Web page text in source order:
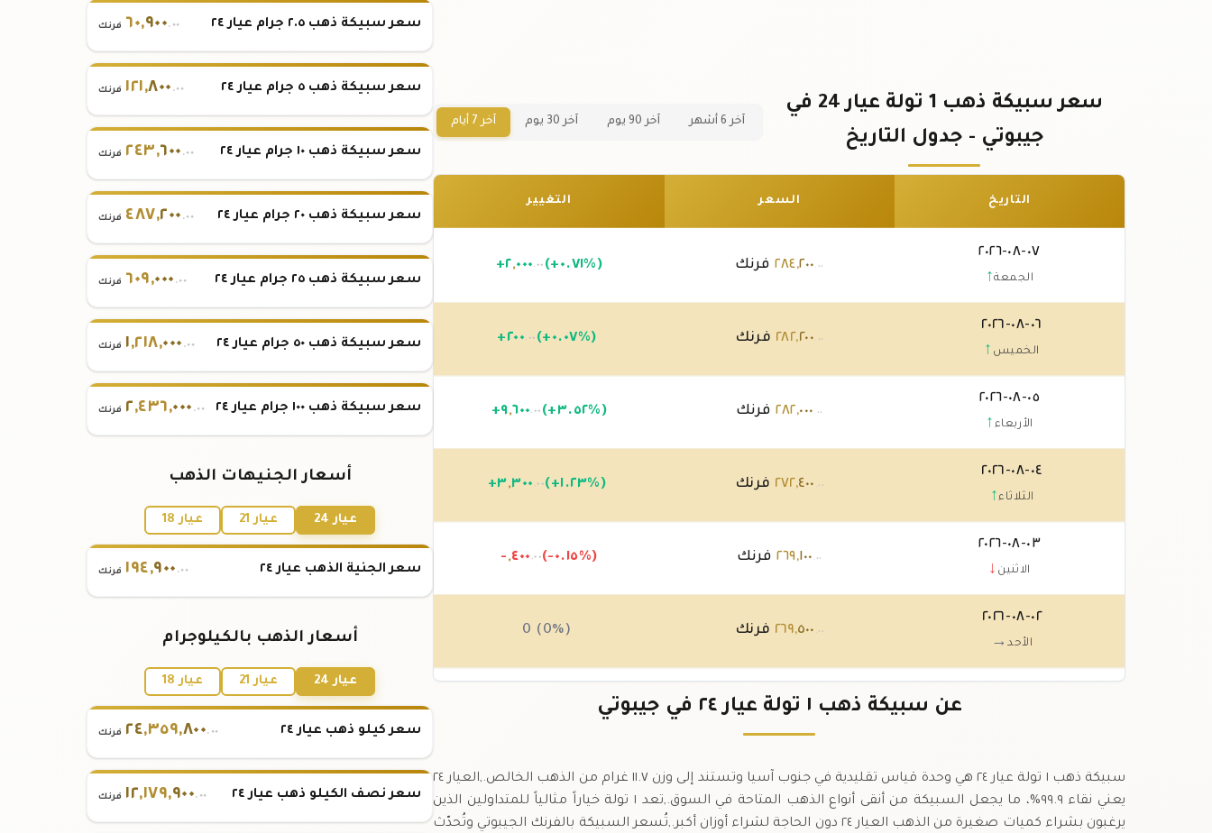
سعر سبيكة ذهب 1 تولة عيار 24 في
جيبوتي - جدول التاريخ
آخر 6 أشهر آخر 90 يوم آخر 30 يوم آخر 7 أيام
التاريخ السعر التغيير
٠٧-٠٨-٢٠٢٦
الجمعة↑
٢٨٤,٢٠٠.٠٠ فرنك +٢,٠٠٠ .٠٠ (+٠.٧١%)
٠٦-٠٨-٢٠٢٦
الخميس ↑
٢٨٢,٢٠٠.٠٠ فرنك +٢٠٠ .٠٠ (+٠.٠٧%)
٠٥-٠٨-٢٠٢٦
الأربعاء ↑
٢٨٢,٠٠٠.٠٠ فرنك +٩,٦٠٠ .٠٠ (+٣.٥٢%)
٠٤-٠٨-٢٠٢٦
الثلاثاء↑
٢٧٢,٤٠٠ .٠٠ فرنك +٣,٣٠٠ .٠٠ (+١.٢٣%)
٠٣-٠٨-٢٠٢٦
الاثنين ↓
٢٦٩,١٠٠.٠٠ فرنك -,٤٠٠ .٠٠ (-٠.١٥%)
٠٢-٠٨-٢٠٢٦
الأحد→
٢٦٩,٥٠٠ .٠٠ فرنك 0 (0%)
٢٦٩,٥٠٠ .٠٠ فرنك عن سبيكة ذهب ١ تولة عيار ٢٤ في جيبوتي
سبيكة ذهب ١ تولة عيار ٢٤ هي وحدة قياس تقليدية في جنوب آسيا وتستند إلى وزن ١١.٧ غرام من الذهب الخالص.,العيار ٢٤
يعني نقاء ٩٩.٩%، ما يجعل السبيكة من أنقى أنواع الذهب المتاحة في السوق.,تعد ١ تولة خياراً مثالياً للمتداولين الذين
يرغبون بشراء كميات صغيرة من الذهب العيار ٢٤ دون الحاجة لشراء أوزان أكبر.,تُسعر السبيكة بالفرنك الجيبوتي وتُحدّث
سعر سبيكة ذهب ٢.٥ جرام عيار ٢٤ ٦٠,٩٠٠.٠٠ فرنك
سعر سبيكة ذهب ٥ جرام عيار ٢٤ ١٢١,٨٠٠ .٠٠ فرنك
سعر سبيكة ذهب ١٠ جرام عيار ٢٤ ٢٤٣,٦٠٠ .٠٠ فرنك
سعر سبيكة ذهب ٢٠ جرام عيار ٢٤ ٤٨٧,٢٠٠ .٠٠ فرنك
سعر سبيكة ذهب ٢٥ جرام عيار ٢٤ ٦٠٩,٠٠٠ .٠٠ فرنك
سعر سبيكة ذهب ٥٠ جرام عيار ٢٤ ١,٢١٨,٠٠٠ .٠٠ فرنك
سعر سبيكة ذهب ١٠٠ جرام عيار ٢٤ ٢,٤٣٦,٠٠٠ .٠٠ فرنك
أسعار الجنيهات الذهب
عيار 24 عيار 21 عيار 18
سعر الجنية الذهب عيار ٢٤ ١٩٤,٩٠٠ .٠٠ فرنك
أسعار الذهب بالكيلوجرام
عيار 24 عيار 21 عيار 18
سعر كيلو ذهب عيار ٢٤ ٢٤,٣٥٩,٨٠٠.٠٠ فرنك
سعر نصف الكيلو ذهب عيار ٢٤ ١٢,١٧٩,٩٠٠.٠٠ فرنك